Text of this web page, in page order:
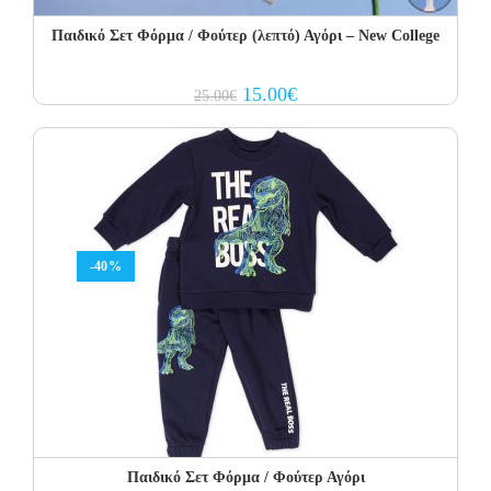
Παιδικό Σετ Φόρμα / Φούτερ (λεπτό) Αγόρι – New College
25.00€ Original
price
25.00€.
15.00€Current
price
15.00€.
-40%
Παιδικό Σετ Φόρμα / Φούτερ Αγόρι